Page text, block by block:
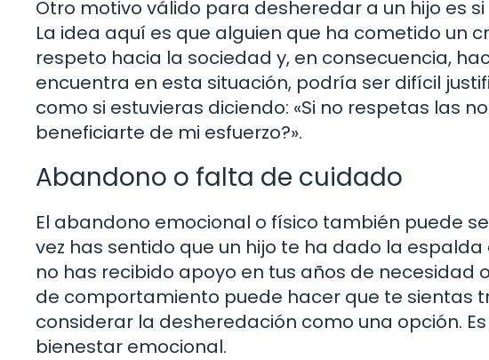
Otro motivo válido para desheredar a un hijo es
La idea aquí es que alguien que ha cometido un
respeto hacia la sociedad y, en consecuencia,
encuentra en esta situación, podría ser difícil
como si estuvieras diciendo: «Si no respetas las
beneficiarte de mi esfuerzo?».
Abandono o falta de cuidado
El abandono emocional o físico también puede
vez has sentido que un hijo te ha dado la
no has recibido apoyo en tus años de necesidad
de comportamiento puede hacer que te sientas
considerar la desheredación como una opción.
bienestar emocional.